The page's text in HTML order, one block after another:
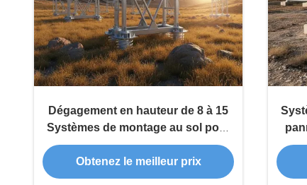
Dégagement en hauteur de 8 à 15
Systèmes de montage au sol pour
panneaux solaires optimisés pour
une charge de vent jusqu'à 80 m
par seconde avec profondeur
Obtenez le meilleur prix